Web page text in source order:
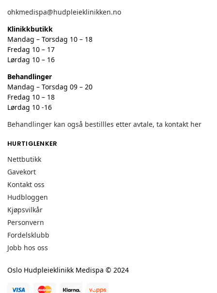
ohkmedispa@hudpleieklinikken.no
Klinikkbutikk
Mandag – Torsdag 10 – 18
Fredag 10 – 17
Lørdag 10 – 16
Behandlinger
Mandag – Torsdag 09 – 20
Fredag 10 – 18
Lørdag 10 -16
Behandlinger kan også bestillles etter avtale, ta kontakt her
HURTIGLENKER
Nettbutikk
Gavekort
Kontakt oss
Hudbloggen
Kjøpsvilkår
Personvern
Fordelsklubb
Jobb hos oss
Oslo Hudpleieklinikk Medispa © 2024